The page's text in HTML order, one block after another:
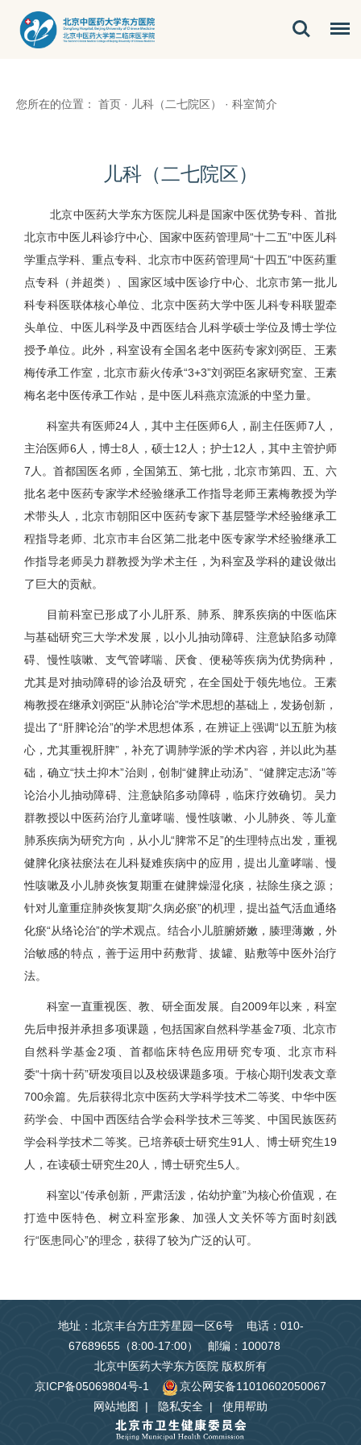
您所在的位置： 首页 · 儿科（二七院区） · 科室简介
儿科（二七院区）
北京中医药大学东方医院儿科是国家中医优势专科、首批
北京市中医儿科诊疗中心、国家中医药管理局“十二五”中医儿科
学重点学科、重点专科、北京市中医药管理局“十四五”中医药重
点专科（并超类）、国家区域中医诊疗中心、北京市第一批儿
科专科医联体核心单位、北京中医药大学中医儿科专科联盟牵
头单位、中医儿科学及中西医结合儿科学硕士学位及博士学位
授予单位。此外，科室设有全国名老中医药专家刘弼臣、王素
梅传承工作室，北京市薪火传承“3+3”刘弼臣名家研究室、王素
梅名老中医传承工作站，是中医儿科燕京流派的中坚力量。
科室共有医师24人，其中主任医师6人，副主任医师7人，
主治医师6人，博士8人，硕士12人；护士12人，其中主管护师
7人。首都国医名师，全国第五、第七批，北京市第四、五、六
批名老中医药专家学术经验继承工作指导老师王素梅教授为学
术带头人，北京市朝阳区中医药专家下基层暨学术经验继承工
程指导老师、北京市丰台区第二批老中医专家学术经验继承工
作指导老师吴力群教授为学术主任，为科室及学科的建设做出
了巨大的贡献。
目前科室已形成了小儿肝系、肺系、脾系疾病的中医临床
与基础研究三大学术发展，以小儿抽动障碍、注意缺陷多动障
碍、慢性咳嗽、支气管哮喘、厌食、便秘等疾病为优势病种，
尤其是对抽动障碍的诊治及研究，在全国处于领先地位。王素
梅教授在继承刘弼臣“从肺论治”学术思想的基础上，发扬创新，
提出了“肝脾论治”的学术思想体系，在辨证上强调“以五脏为核
心，尤其重视肝脾”，补充了调肺学派的学术内容，并以此为基
础，确立“扶土抑木”治则，创制“健脾止动汤”、“健脾定志汤”等
论治小儿抽动障碍、注意缺陷多动障碍，临床疗效确切。吴力
群教授以中医药治疗儿童哮喘、慢性咳嗽、小儿肺炎、等儿童
肺系疾病为研究方向，从小儿“脾常不足”的生理特点出发，重视
健脾化痰祛瘀法在儿科疑难疾病中的应用，提出儿童哮喘、慢
性咳嗽及小儿肺炎恢复期重在健脾燥湿化痰，祛除生痰之源；
针对儿童重症肺炎恢复期“久病必瘀”的机理，提出益气活血通络
化瘀“从络论治”的学术观点。结合小儿脏腑娇嫩，腠理薄嫩，外
治敏感的特点，善于运用中药敷背、拔罐、贴敷等中医外治疗
法。
科室一直重视医、教、研全面发展。自2009年以来，科室
先后申报并承担多项课题，包括国家自然科学基金7项、北京市
自然科学基金2项、首都临床特色应用研究专项、北京市科
委“十病十药”研发项目以及校级课题多项。于核心期刊发表文章
700余篇。先后获得北京中医药大学科学技术二等奖、中华中医
药学会、中国中西医结合学会科学技术三等奖、中国民族医药
学会科学技术二等奖。已培养硕士研究生91人、博士研究生19
人，在读硕士研究生20人，博士研究生5人。
科室以“传承创新，严肃活泼，佑幼护童”为核心价值观，在
打造中医特色、树立科室形象、加强人文关怀等方面时刻践
行“医患同心”的理念，获得了较为广泛的认可。
地址：北京丰台方庄芳星园一区6号 电话：010-
67689655（8:00-17:00） 邮编：100078
北京中医药大学东方医院 版权所有
京ICP备05069804号-1
京公网安备11010602050067
网站地图
| 隐私安全 | 使用帮助